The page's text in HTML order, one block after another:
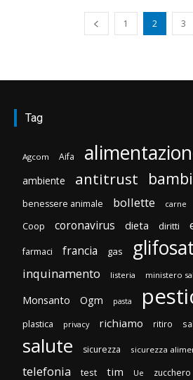
1 2 3
Tag
Agcom Aifa
ambiente antitrust
benessere animale bollette carne
Coop coronavirus dieta diritti
farmaci francia gas
inquinamento listeria ministero
Monsanto Ogm pasta
plastica privacy richiamo ritiro
salute sicurezza sicurezza
telefonia test tim Ue zucchero